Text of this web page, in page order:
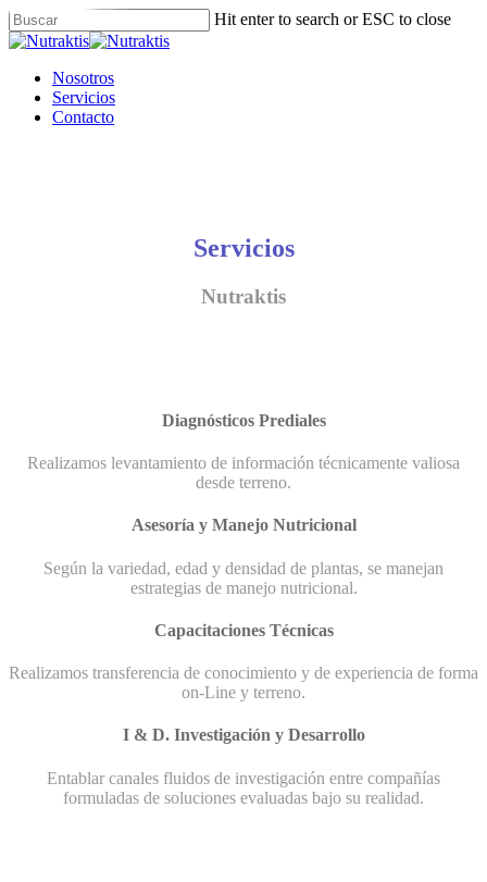
Skip
to
content
Hit enter to search or ESC to close
Close
Menu
Nosotros
Servicios
Contacto
Servicios
Nutraktis
Diagnósticos Prediales
Realizamos levantamiento de información técnicamente valiosa
desde terreno.
Asesoría y Manejo Nutricional
Según la variedad, edad y densidad de plantas, se manejan
estrategias de manejo nutricional.
Capacitaciones Técnicas
Realizamos transferencia de conocimiento y de experiencia de forma
on-Line y terreno.
I & D. Investigación y Desarrollo
Entablar canales fluidos de investigación entre compañías
formuladas de soluciones evaluadas bajo su realidad.